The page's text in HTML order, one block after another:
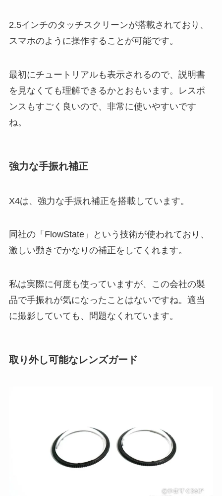
2.5インチのタッチスクリーンが搭載されており、
スマホのように操作することが可能です。
最初にチュートリアルも表示されるので、説明書
を見なくても理解できるかとおもいます。レスポ
ンスもすごく良いので、非常に使いやすいです
ね。
強力な手振れ補正
X4は、強力な手振れ補正を搭載しています。
同社の「FlowState」という技術が使われており、
激しい動きでかなりの補正をしてくれます。
私は実際に何度も使っていますが、この会社の製
品で手振れが気になったことはないですね。適当
に撮影していても、問題なくれています。
取り外し可能なレンズガード